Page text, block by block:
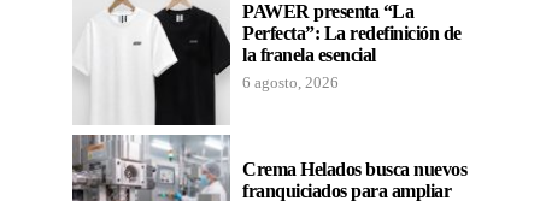
PAWER presenta “La
Perfecta”: La redefinición de
la franela esencial
6 agosto, 2026
Crema Helados busca nuevos
franquiciados para ampliar